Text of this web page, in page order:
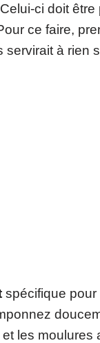
ci doit
ce faire,
à rien
spécifique
les moulures